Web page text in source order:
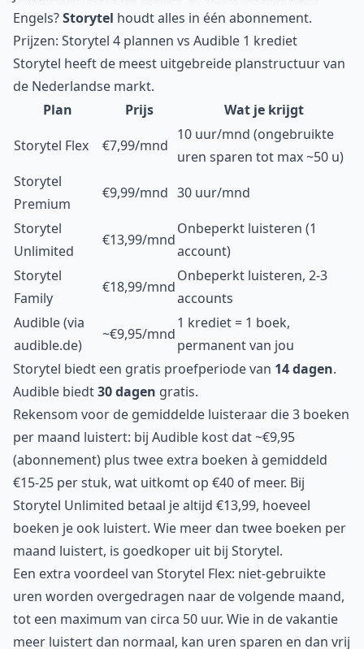
Engels?Storytel houdt alles in één abonnement.
Prijzen: Storytel 4 plannen vs Audible 1 krediet
Storytel heeft de meest uitgebreide planstructuur van
de Nederlandse markt.
Plan
Prijs
Wat je krijgt
Storytel Flex
€7,99/mnd
10 uur/mnd (ongebruikte
uren sparen tot max ~50 u)
Storytel
Premium
€9,99/mnd 30 uur/mnd
Storytel
Unlimited
€13,99/mnd
Onbeperkt luisteren (1
account)
Storytel
Family
€18,99/mnd
Onbeperkt luisteren, 2-3
accounts
Audible (via
audible.de)
~€9,95/mnd
1 krediet = 1 boek,
permanent van jou
Storytel biedt een gratis proefperiode van 14 dagen.
Audible biedt30 dagen gratis.
Rekensom voor de gemiddelde luisteraar die 3 boeken
per maand luistert: bij Audible kost dat ~€9,95
(abonnement) plus twee extra boeken à gemiddeld
€15-25 per stuk, wat uitkomt op €40 of meer. Bij
Storytel Unlimited betaal je altijd €13,99, hoeveel
boeken je ook luistert. Wie meer dan twee boeken per
maand luistert, is goedkoper uit bij Storytel.
Een extra voordeel van Storytel Flex: niet-gebruikte
uren worden overgedragen naar de volgende maand,
tot een maximum van circa 50 uur. Wie in de vakantie
meer luistert dan normaal, kan uren sparen en dan vrij